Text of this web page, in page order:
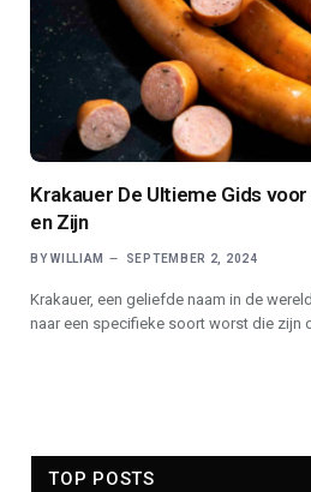
Krakauer De Ultieme Gids
en Zijn
BY WILLIAM SEPTEMBER 2, 2024
Krakauer, een geliefde naam in de
naar een specifieke soort worst die zijn
TOP POSTS